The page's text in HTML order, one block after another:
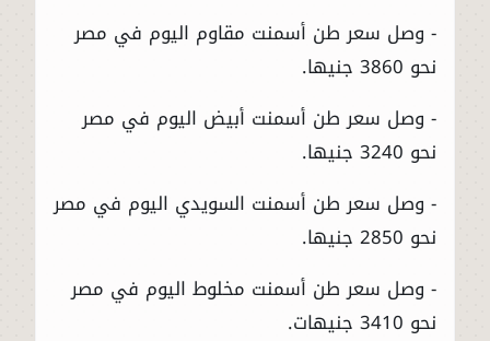
- وصل سعر طن أسمنت مقاوم اليوم في مصر
نحو 3860 جنيها.
- وصل سعر طن أسمنت أبيض اليوم في مصر
نحو 3240 جنيها.
- وصل سعر طن أسمنت السويدي اليوم في مصر
نحو 2850 جنيها.
- وصل سعر طن أسمنت مخلوط اليوم في مصر
نحو 3410 جنيهات.